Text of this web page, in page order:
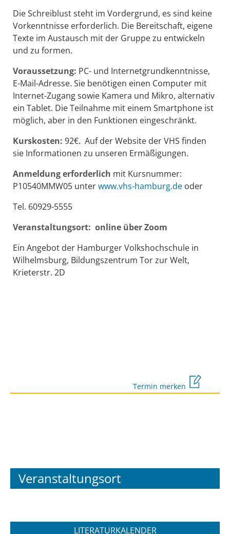
Die Schreiblust steht im Vordergrund, es sind keine
Vorkenntnisse erforderlich. Die Bereitschaft, eigene
Texte im Austausch mit der Gruppe zu entwickeln
und zu formen.
Voraussetzung: PC- und Internetgrundkenntnisse,
E-Mail-Adresse. Sie benötigen einen Computer mit
Internet-Zugang sowie Kamera und Mikro, alternativ
ein Tablet. Die Teilnahme mit einem Smartphone ist
möglich, aber in den Funktionen eingeschränkt.
Kurskosten: 92€. Auf der Website der VHS finden
sie Informationen zu unseren Ermäßigungen.
Anmeldung erforderlich mit Kursnummer:
P10540MMW05 unterwww.vhs-hamburg.de oder
Tel. 60929-5555
Veranstaltungsort: online über Zoom
Ein Angebot der Hamburger Volkshochschule in
Wilhelmsburg, Bildungszentrum Tor zur Welt,
Krieterstr. 2D
Termin merken
Veranstaltungsort
LITERATURKALENDER